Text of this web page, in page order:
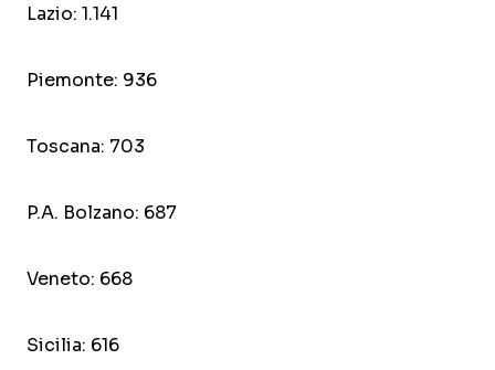
Lazio: 1.141
Piemonte: 936
Toscana: 703
P.A. Bolzano: 687
Veneto: 668
Sicilia: 616